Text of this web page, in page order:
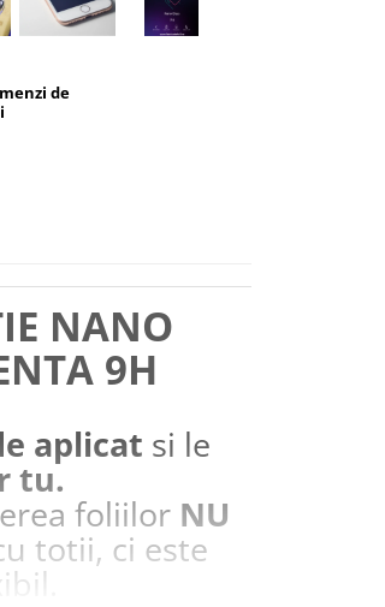
de
NANO
9H
aplicat si le
tu.
foliilor NU
totii, ci este